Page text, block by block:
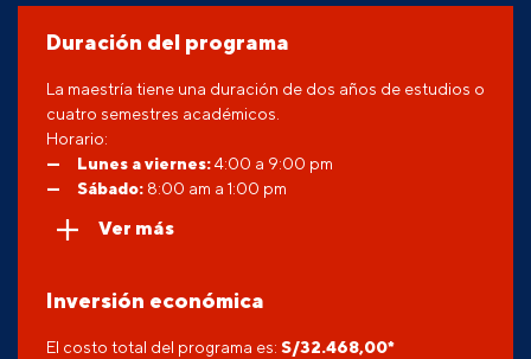
Duración del programa
La maestría tiene una duración de dos años de estudios o
cuatro semestres académicos.
Horario:
Lunes a viernes:4:00 a 9:00 pm
Sábado: 8:00 am a 1:00 pm
Ver más
Inversión económica
El costo total del programa es: S/32.468,00*